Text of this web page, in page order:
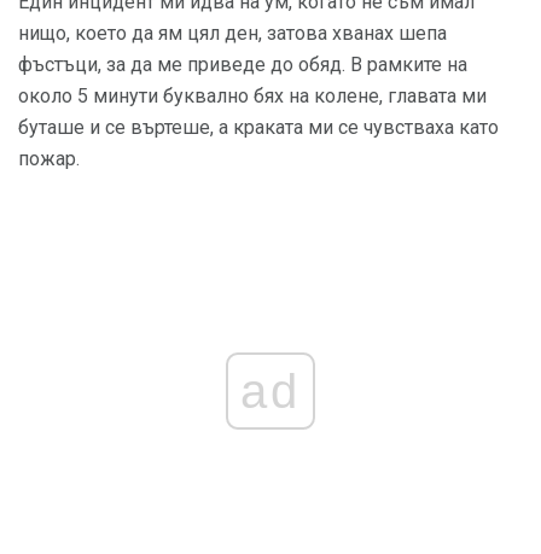
нищо, което да ям цял ден, затова хванах шепа
фъстъци, за да ме приведе до обяд. В рамките на
около 5 минути буквално бях на колене, главата ми
буташе и се въртеше, а краката ми се чувстваха като
пожар.
ad